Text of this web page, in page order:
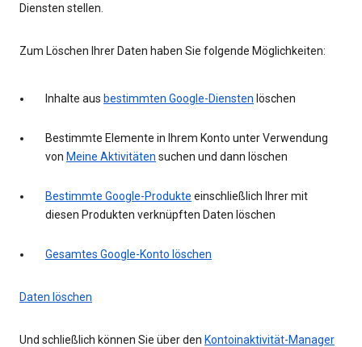
Diensten stellen.
Zum Löschen Ihrer Daten haben Sie folgende Möglichkeiten:
Inhalte aus bestimmten Google-Diensten löschen
Bestimmte Elemente in Ihrem Konto unter Verwendung
von Meine Aktivitäten suchen und dann löschen
Bestimmte Google-Produkte einschließlich Ihrer mit
diesen Produkten verknüpften Daten löschen
Gesamtes Google-Konto löschen
Daten löschen
Und schließlich können Sie über den Kontoinaktivität-Manager